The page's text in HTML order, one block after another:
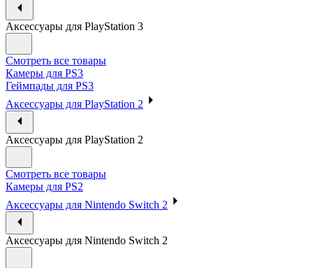
Аксессуары для PlayStation 3
Смотреть все товары
Камеры для PS3
Геймпады для PS3
Аксессуары для PlayStation 2
Аксессуары для PlayStation 2
Смотреть все товары
Камеры для PS2
Аксессуары для Nintendo Switch 2
Аксессуары для Nintendo Switch 2